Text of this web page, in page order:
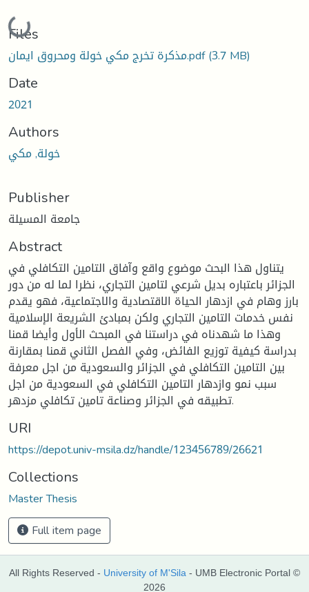
Loading...
Files
مذكرة تخرج مكي خولة ومحروق ايمان.pdf(3.7 MB)
Date
2021
Authors
خولة, مكي
Publisher
جامعة المسيلة
Abstract
يتناول هذا البحث موضوع واقع وآفاق التامين التكافلي في
الجزائر باعتباره بديل شرعي لتامين التجاري، نظرا لما له من دور
بارز وهام في ازدهار الحياة الاقتصادية والاجتماعية، فهو يقدم
نفس خدمات التامين التجاري ولكن بمبادئ الشريعة الإسلامية
وهذا ما شهدناه في دراستنا في المبحث الأول وأيضا قمنا
بدراسة كيفية توزيع الفائض، وفي الفصل الثاني قمنا بمقارنة
بين التامين التكافلي في الجزائر والسعودية من اجل معرفة
سبب نمو وازدهار التامين التكافلي في السعودية من اجل
تطبيقه في الجزائر وصناعة تامين تكافلي مزدهر.
URI
https://depot.univ-msila.dz/handle/123456789/26621
Collections
Master Thesis
Full item page
All Rights Reserved - University of M'Sila - UMB Electronic Portal ©
2026